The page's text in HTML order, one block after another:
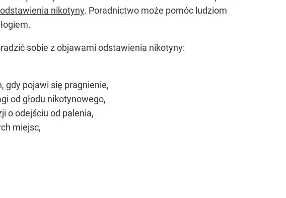
odstawienia nikotyny. Poradnictwo może pomóc ludziom
sobie z objawami odstawienia nikotyny:
gdy pojawi się pragnienie,
od głodu nikotynowego,
o odejściu od palenia,
miejsc,